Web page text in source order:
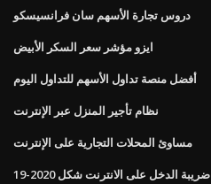
دروس تجارة الأسهم سان فرانسيسكو
ايزو مؤشر سعر السكر الأبيض
أفضل منصة تداول الأسهم للتداول اليوم
نظام تأجير المنزل عبر الإنترنت
مساوئ المحلات التجارية على الإنترنت
ضريبة الدخل على الانترنت شكل 2020-19